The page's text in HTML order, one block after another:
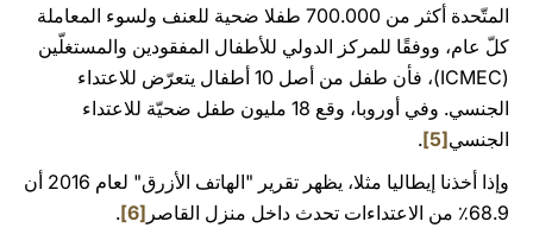
المتّحدة أكثر من 700.000 طفلا ضحية للعنف ولسوء المعاملة
كلّ عام، ووفقًا للمركز الدولي للأطفال المفقودين والمستغلّين
(ICMEC)، فأن طفل من أصل 10 أطفال يتعرّض للاعتداء
الجنسي. وفي أوروبا، وقع 18 مليون طفل ضحيّة للاعتداء
الجنسي[5]
.
وإذا أخذنا إيطاليا مثلا، يظهر تقرير "الهاتف الأزرق" لعام 2016 أن
68.9٪ من الاعتداءات تحدث داخل منزل القاصر
[6]
.